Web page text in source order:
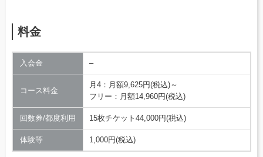
料金
入会金 –
コース料金
月4：月額9,625円(税込)～
フリー：月額14,960円(税込)
回数券/都度利用 15枚チケット44,000円(税込)
体験等 1,000円(税込)